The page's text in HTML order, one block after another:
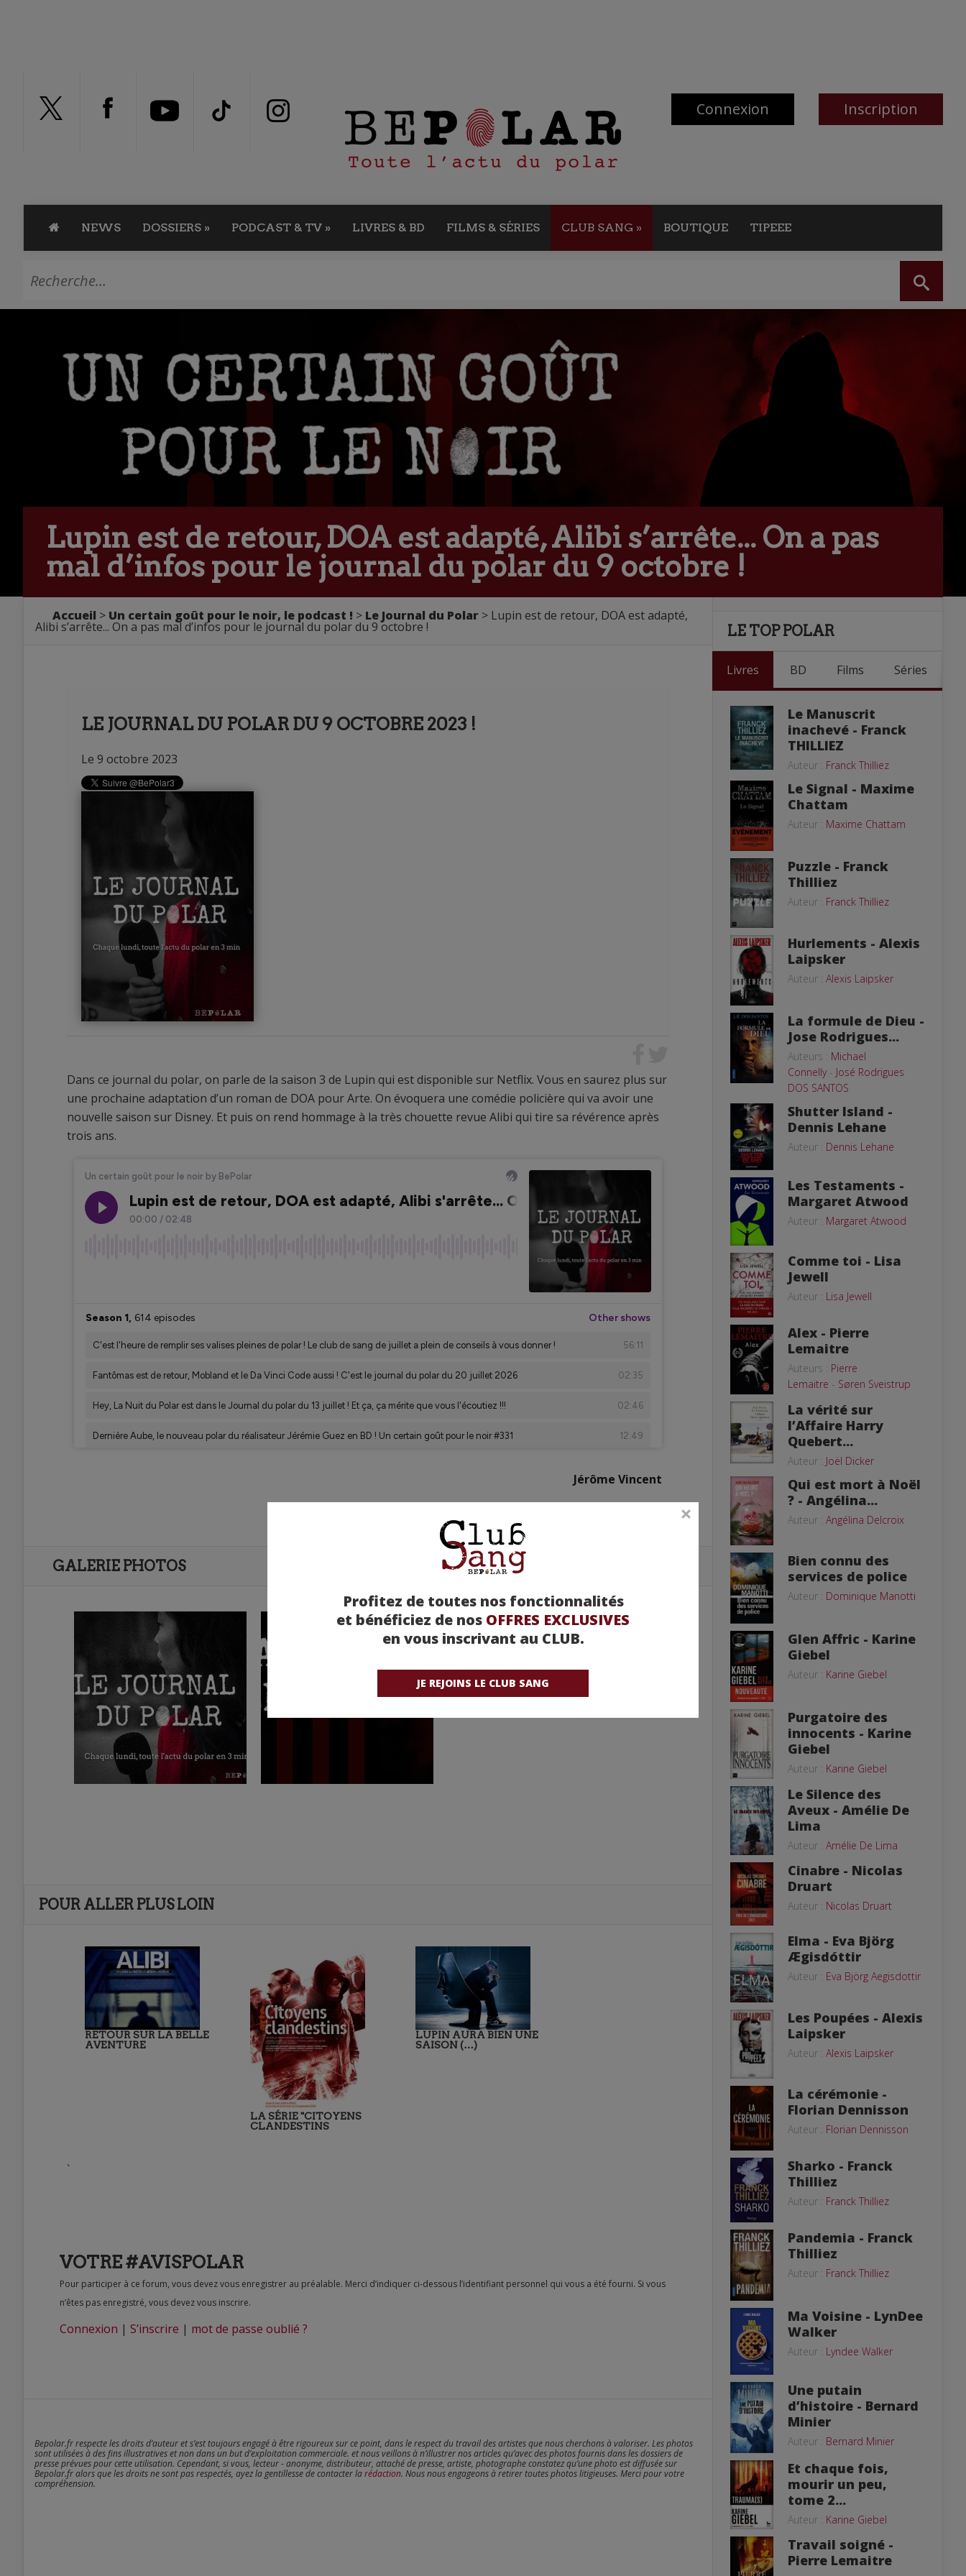
Connexion Inscription
NEWS DOSSIERS » PODCAST & TV » LIVRES & BD FILMS & SÉRIES CLUB SANG » BOUTIQUE TIPEEE
Profitez de toutes nos fonctionnalités
et bénéficiez de nos OFFRES EXCLUSIVES
en vous inscrivant au CLUB.
JE REJOINS LE CLUB SANG
Lupin est de retour, DOA est adapté, Alibi s’arrête... On a pas
mal d’infos pour le journal du polar du 9 octobre !
Accueil > Un certain goût pour le noir, le podcast ! > Le Journal du Polar > Lupin est de retour, DOA est adapté,
Alibi s’arrête... On a pas mal d’infos pour le journal du polar du 9 octobre !
LE JOURNAL DU POLAR DU 9 OCTOBRE 2023 !
Le 9 octobre 2023
Dans ce journal du polar, on parle de la saison 3 de Lupin qui est disponible sur Netflix. Vous en saurez plus sur
une prochaine adaptation d’un roman de DOA pour Arte. On évoquera une comédie policière qui va avoir une
nouvelle saison sur Disney. Et puis on rend hommage à la très chouette revue Alibi qui tire sa révérence après
trois ans.
Jérôme Vincent
GALERIE PHOTOS
POUR ALLER PLUS LOIN
RETOUR SUR LA BELLE
AVENTURE
LA SÉRIE "CITOYENS
CLANDESTINS
LUPIN AURA BIEN UNE
SAISON (…)
`
VOTRE #AVISPOLAR
Pour participer à ce forum, vous devez vous enregistrer au préalable. Merci d’indiquer ci-dessous l’identifiant personnel qui vous a été fourni. Si vous
n’êtes pas enregistré, vous devez vous inscrire.
Connexion | S’inscrire | mot de passe oublié ?
Bepolar.fr respecte les droits d’auteur et s’est toujours engagé à être rigoureux sur ce point, dans le respect du travail des artistes que nous cherchons à valoriser. Les photos
sont utilisées à des fins illustratives et non dans un but d’exploitation commerciale. et nous veillons à n’illustrer nos articles qu’avec des photos fournis dans les dossiers de
presse prévues pour cette utilisation. Cependant, si vous, lecteur - anonyme, distributeur, attaché de presse, artiste, photographe constatez qu’une photo est diffusée sur
Bepolar.fr alors que les droits ne sont pas respectés, ayez la gentillesse de contacter larédaction. Nous nous engageons à retirer toutes photos litigieuses. Merci pour votre
compréhension.
LE TOP POLAR
Livres BD Films Séries
Le Manuscrit
inachevé - Franck
THILLIEZ
Auteur : Franck Thilliez
Le Signal - Maxime
Chattam
Auteur : Maxime Chattam
Puzzle - Franck
Thilliez
Auteur : Franck Thilliez
Hurlements - Alexis
Laipsker
Auteur : Alexis Laipsker
La formule de Dieu -
Jose Rodrigues...
Auteurs : Michael
Connelly- José Rodrigues
DOS SANTOS
Shutter Island -
Dennis Lehane
Auteur : Dennis Lehane
Les Testaments -
Margaret Atwood
Auteur : Margaret Atwood
Comme toi - Lisa
Jewell
Auteur : Lisa Jewell
Alex - Pierre
Lemaitre
Auteurs : Pierre
Lemaitre - Søren Sveistrup
La vérité sur
l’Affaire Harry
Quebert...
Auteur : Joël Dicker
Qui est mort à Noël
? - Angélina...
Auteur : Angélina Delcroix
Bien connu des
services de police
Auteur : Dominique Manotti
Glen Affric - Karine
Giebel
Auteur : Karine Giebel
Purgatoire des
innocents - Karine
Giebel
Auteur : Karine Giebel
Le Silence des
Aveux - Amélie De
Lima
Auteur : Amélie De Lima
Cinabre - Nicolas
Druart
Auteur : Nicolas Druart
Elma - Eva Björg
Ægisdóttir
Auteur : Eva Björg Aegisdottir
Les Poupées - Alexis
Laipsker
Auteur : Alexis Laipsker
La cérémonie -
Florian Dennisson
Auteur : Florian Dennisson
Sharko - Franck
Thilliez
Auteur : Franck Thilliez
Pandemia - Franck
Thilliez
Auteur : Franck Thilliez
Ma Voisine - LynDee
Walker
Auteur : Lyndee Walker
Une putain
d’histoire - Bernard
Minier
Auteur : Bernard Minier
Et chaque fois,
mourir un peu,
tome 2...
Auteur : Karine Giebel
Travail soigné -
Pierre Lemaitre